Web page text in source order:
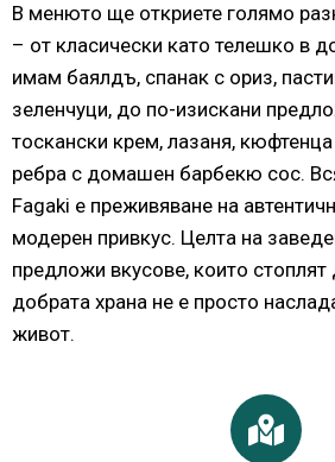
В менюто ще откриете голямо
– от класически като телешко в
имам баялдъ, спанак с ориз,
зеленчуци, до по-изискани
тоскански крем, лазаня,
ребра с домашен барбекю сос.
Fagaki е преживяване на
модерен привкус. Целта на
предложи вкусове, които
добрата храна не е просто
живот.